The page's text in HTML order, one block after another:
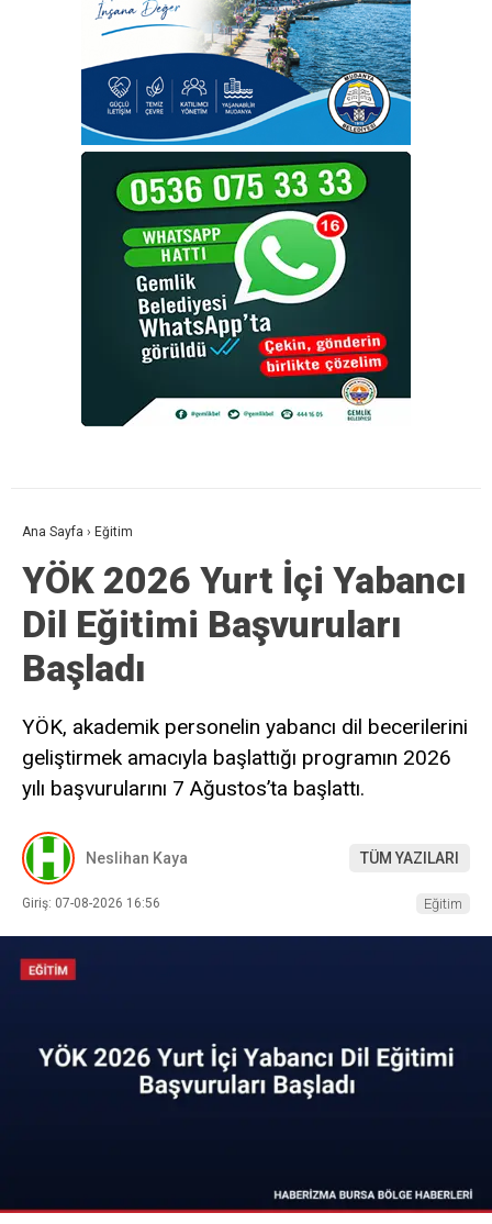
Ana Sayfa › Eğitim
YÖK 2026 Yurt İçi Yabancı
Dil Eğitimi Başvuruları
Başladı
YÖK, akademik personelin yabancı dil becerilerini
geliştirmek amacıyla başlattığı programın 2026
yılı başvurularını 7 Ağustos’ta başlattı.
Neslihan Kaya TÜM YAZILARI
Giriş: 07-08-2026 16:56 Eğitim